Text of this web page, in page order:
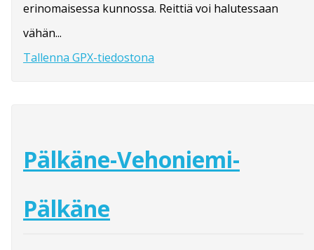
erinomaisessa kunnossa. Reittiä voi halutessaan
vähän...
Tallenna GPX-tiedostona
Pälkäne-Vehoniemi-
Pälkäne